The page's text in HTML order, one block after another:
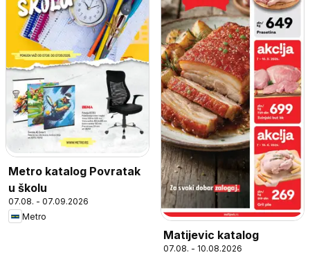
Metro katalog Povratak
u školu
07.08. - 07.09.2026
Metro
Matijevic katalog
07.08. - 10.08.2026